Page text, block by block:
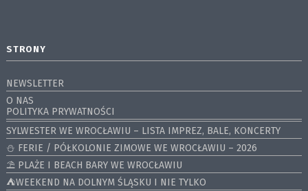
STRONY
NEWSLETTER
O NAS
POLITYKA PRYWATNOŚCI
SYLWESTER WE WROCŁAWIU – LISTA IMPREZ, BALE, KONCERTY
⛄️ FERIE / PÓŁKOLONIE ZIMOWE WE WROCŁAWIU – 2026
⛱️ PLAŻE I BEACH BARY WE WROCŁAWIU
⛺️WEEKEND NA DOLNYM ŚLĄSKU I NIE TYLKO